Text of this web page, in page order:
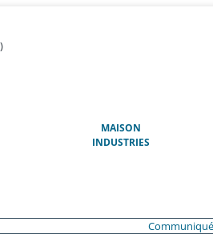
MAISON(ACTUEL)
INDUSTRIES